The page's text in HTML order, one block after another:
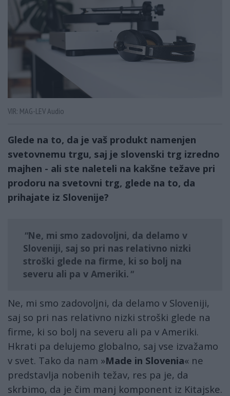
VIR: MAG-LEV Audio
Glede na to, da je vaš produkt namenjen
svetovnemu trgu, saj je slovenski trg izredno
majhen - ali ste naleteli na kakšne težave pri
prodoru na svetovni trg, glede na to, da
prihajate iz Slovenije?
Ne, mi smo zadovoljni, da delamo v
Sloveniji, saj so pri nas relativno nizki
stroški glede na firme, ki so bolj na
severu ali pa v Ameriki.
Ne, mi smo zadovoljni, da delamo v Sloveniji,
saj so pri nas relativno nizki stroški glede na
firme, ki so bolj na severu ali pa v Ameriki.
Hkrati pa delujemo globalno, saj vse izvažamo
v svet. Tako da nam »Made in Slovenia« ne
predstavlja nobenih težav, res pa je, da
skrbimo, da je čim manj komponent iz Kitajske.